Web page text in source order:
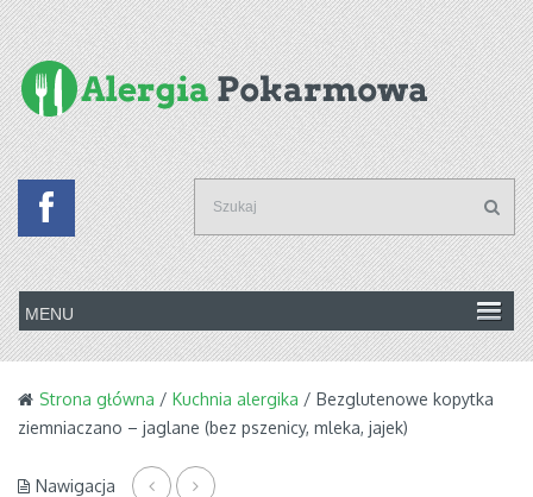
Strona główna / Kuchnia alergika / Bezglutenowe kopytka
ziemniaczano – jaglane (bez pszenicy, mleka, jajek)
Nawigacja